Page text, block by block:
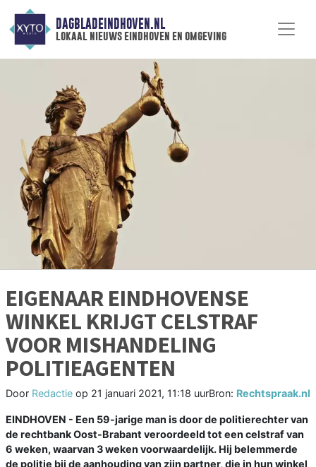
DAGBLADEINDHOVEN.NL
lokaal nieuws eindhoven en omgeving
EIGENAAR EINDHOVENSE
WINKEL KRIJGT CELSTRAF
VOOR MISHANDELING
POLITIEAGENTEN
Door Redactie op 21 januari 2021, 11:18 uurBron: Rechtspraak.nl
EINDHOVEN - Een 59-jarige man is door de politierechter van
de rechtbank Oost-Brabant veroordeeld tot een celstraf van
6 weken, waarvan 3 weken voorwaardelijk. Hij belemmerde
de politie bij de aanhouding van zijn partner, die in hun winkel